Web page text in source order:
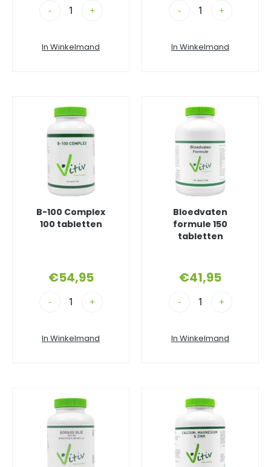
- +
In Winkelmand
- +
In Winkelmand
B-100 Complex
100 tabletten
€54,95
- +
In Winkelmand
Bloedvaten
formule 150
tabletten
€41,95
- +
In Winkelmand